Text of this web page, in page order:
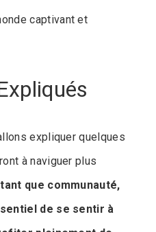
captivant et
expliquer quelques
à naviguer plus
tant que communauté,
de se sentir à